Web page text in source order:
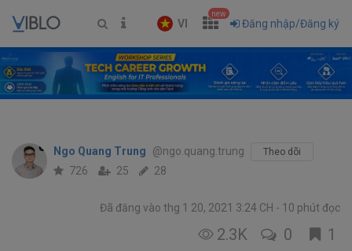
VI
new
Đăng nhập/Đăng ký
Ngo Quang Trung @ngo.quang.trung Theo dõi
726 25 28
Đã đăng vào thg 1 20, 2021 3:24 CH 10 phút đọc
2.3K 0 1